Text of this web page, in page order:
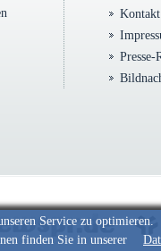
Service zu optimieren.
finden Sie in unserer
Kontakt
Presse-